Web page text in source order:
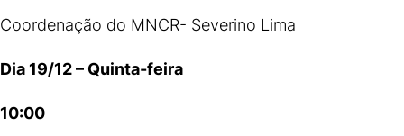
Coordenação do MNCR- Severino Lima
Dia 19/12 – Quinta-feira
10:00